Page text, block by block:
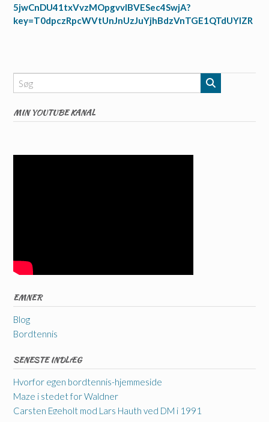
5jwCnDU41txVvzMOpgvvlBVESec4SwjA?
key=T0dpczRpcWVtUnJnUzJuYjhBdzVnTGE1QTdUYlZR
MIN YOUTUBE KANAL
EMNER
Blog
Bordtennis
SENESTE INDLÆG
Hvorfor egen bordtennis-hjemmeside
Maze i stedet for Waldner
Carsten Egeholt mod Lars Hauth ved DM i 1991